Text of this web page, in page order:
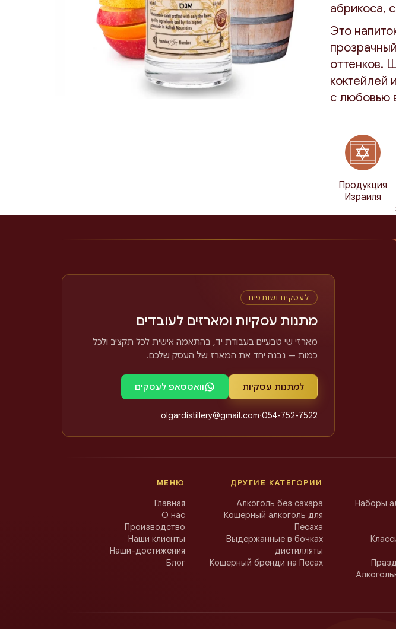
абрикоса,
Это
оттенков.
коктейлей
с любовью
Продукция
Израиля
לעסקים ושותפים
מתנות עסקיות ומארזים לעובדים
מארזי שי טבעיים בעבודת יד, בהתאמה אישית לכל תקציב ולכל
כמות — נבנה יחד את המארז של העסק שלכם.
למתנות עסקיות וואטסאפ לעסקים
054-752-7522
·
olgardistillery@gmail.com
Наборы
ДРУГИЕ КАТЕГОРИИ
Алкоголь без сахара
Кошерный алкоголь для
Песаха
Выдержанные в бочках
дистилляты
Кошерный бренди на Песах
МЕНЮ
Главная
О нас
Производство
Наши клиенты
Наши-достижения
Блог